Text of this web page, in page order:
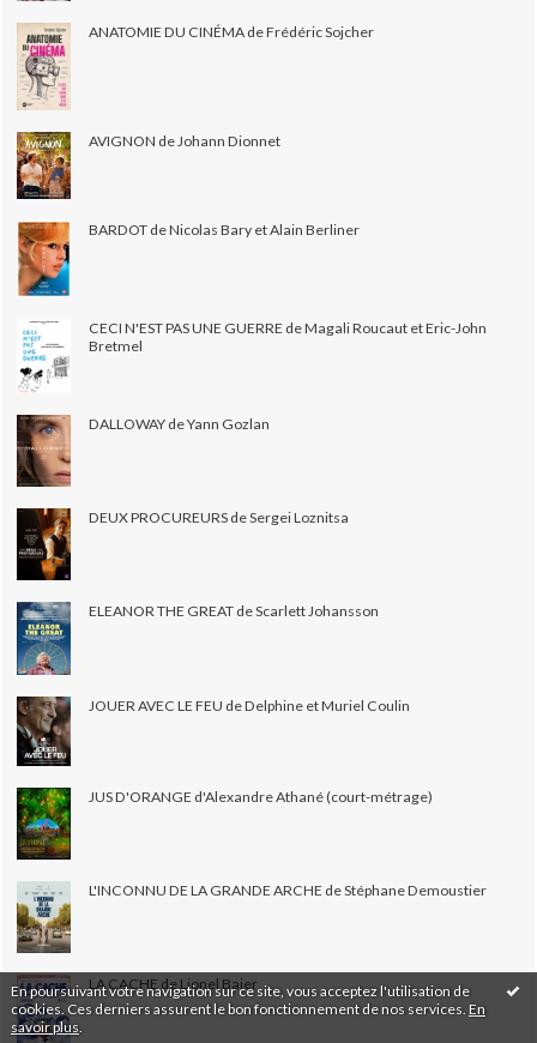
En poursuivant votre navigation sur ce site, vous acceptez l'utilisation de
cookies. Ces derniers assurent le bon fonctionnement de nos services. En
savoir plus
ANATOMIE DU CINÉMA de Frédéric Sojcher
AVIGNON de Johann Dionnet
BARDOT de Nicolas Bary et Alain Berliner
CECI N'EST PAS UNE GUERRE de Magali Roucaut et Eric-John
Bretmel
DALLOWAY de Yann Gozlan
DEUX PROCUREURS de Sergei Loznitsa
ELEANOR THE GREAT de Scarlett Johansson
JOUER AVEC LE FEU de Delphine et Muriel Coulin
JUS D'ORANGE d'Alexandre Athané (court-métrage)
L'INCONNU DE LA GRANDE ARCHE de Stéphane Demoustier
LA CACHE de Lionel Baier